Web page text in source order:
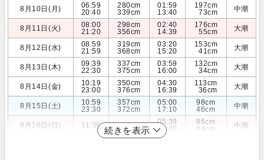
8月10日(月)
06:59
20:40
280cm
339cm
01:59
13:40
197cm
73cm
中潮
8月11日(火)
08:00
21:20
298cm
356cm
02:40
14:39
176cm
55cm
大潮
8月12日(水)
08:59
21:59
319cm
368cm
03:20
15:20
153cm
41cm
大潮
8月13日(木)
09:39
22:30
337cm
375cm
03:59
16:00
132cm
34cm
大潮
8月14日(金)
10:19
23:00
350cm
376cm
04:30
16:39
113cm
36cm
大潮
8月15日(土)
10:59
23:30
357cm
372cm
05:00
17:10
98cm
46cm
中潮
8月16日(日) 11:39 357cm
05:39
17:40
86cm
64cm
中潮
続きを表示